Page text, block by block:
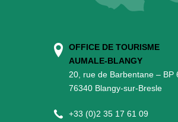
OFFICE DE TOURISME
AUMALE-BLANGY
20, rue de Barbentane – BP
76340 Blangy-sur-Bresle
+33 (0)2 35 17 61 09